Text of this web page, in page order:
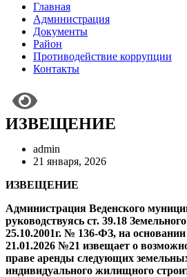
Главная
Администрация
Документы
Район
Противодействие коррупции
Контакты
ИЗВЕЩЕНИЕ
admin
21 января, 2026
ИЗВЕЩЕНИЕ
Администрация Веденского
руководствуясь ст. 39.18
25.10.2001г. № 136-ФЗ, на
21.01.2026 №21 извещает о
праве аренды следующих
индивидуального жилищного